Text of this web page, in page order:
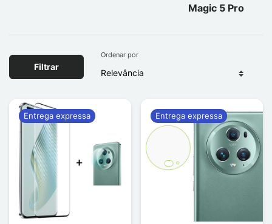
Magic 5 Pro
Filtrar
Ordenar por
Entrega expressa Entrega expressa